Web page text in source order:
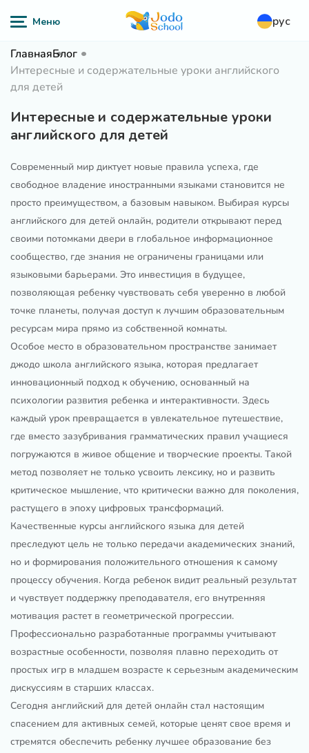
рус
ГлавнаяБлог
Интересные и содержательные уроки английского
для детей
Интересные и содержательные уроки
английского для детей
Современный мир диктует новые правила успеха, где
свободное владение иностранными языками становится не
просто преимуществом, а базовым навыком. Выбирая курсы
английского для детей онлайн, родители открывают перед
своими потомками двери в глобальное информационное
сообщество, где знания не ограничены границами или
языковыми барьерами. Это инвестиция в будущее,
позволяющая ребенку чувствовать себя уверенно в любой
точке планеты, получая доступ к лучшим образовательным
ресурсам мира прямо из собственной комнаты.
Особое место в образовательном пространстве занимает
джодо школа английского языка, которая предлагает
инновационный подход к обучению, основанный на
психологии развития ребенка и интерактивности. Здесь
каждый урок превращается в увлекательное путешествие,
где вместо зазубривания грамматических правил учащиеся
погружаются в живое общение и творческие проекты. Такой
метод позволяет не только усвоить лексику, но и развить
критическое мышление, что критически важно для поколения,
растущего в эпоху цифровых трансформаций.
Качественные курсы английского языка для детей
преследуют цель не только передачи академических знаний,
но и формирования положительного отношения к самому
процессу обучения. Когда ребенок видит реальный результат
и чувствует поддержку преподавателя, его внутренняя
мотивация растет в геометрической прогрессии.
Профессионально разработанные программы учитывают
возрастные особенности, позволяя плавно переходить от
простых игр в младшем возрасте к серьезным академическим
дискуссиям в старших классах.
Сегодня английский для детей онлайн стал настоящим
спасением для активных семей, которые ценят свое время и
стремятся обеспечить ребенку лучшее образование без